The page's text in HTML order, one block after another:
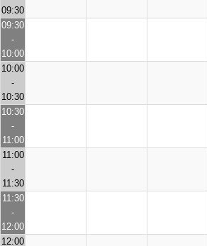
09:30
09:30
-
10:00
10:00
-
10:30
10:30
-
11:00
11:00
-
11:30
11:30
-
12:00
12:00